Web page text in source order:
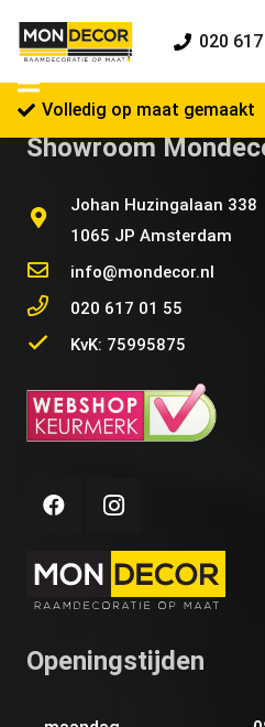
020
Volledig op maat gemaakt
Showroom
Johan Huzingalaan 338
1065 JP Amsterdam
info@mondecor.nl
020 617 01 55
KvK: 75995875
Openingstijden